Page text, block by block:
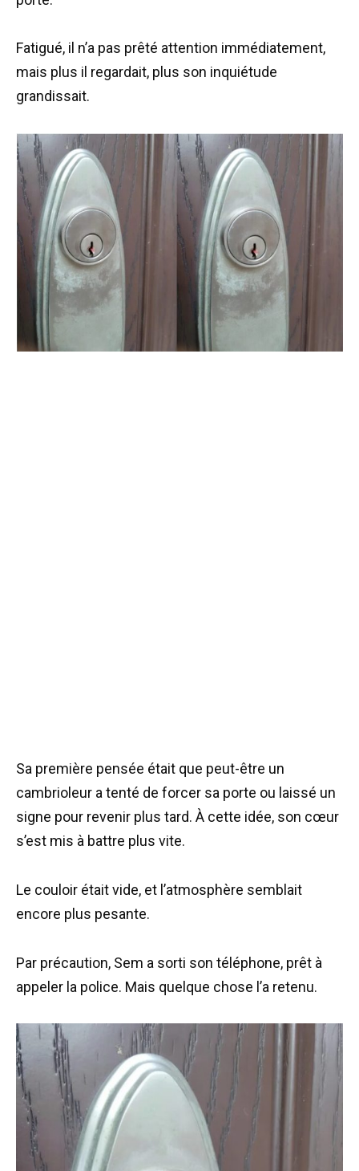
Fatigué, il n’a pas prêté attention immédiatement,
mais plus il regardait, plus son inquiétude
grandissait.
Sa première pensée était que peut-être un
cambrioleur a tenté de forcer sa porte ou laissé un
signe pour revenir plus tard. À cette idée, son cœur
s’est mis à battre plus vite.
Le couloir était vide, et l’atmosphère semblait
encore plus pesante.
Par précaution, Sem a sorti son téléphone, prêt à
appeler la police. Mais quelque chose l’a retenu.